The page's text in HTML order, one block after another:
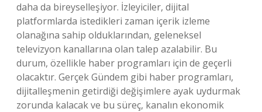
daha da bireyselleşiyor. İzleyiciler, dijital
platformlarda istedikleri zaman içerik izleme
olanağına sahip olduklarından, geleneksel
televizyon kanallarına olan talep azalabilir. Bu
durum, özellikle haber programları için de geçerli
olacaktır. Gerçek Gündem gibi haber programları,
dijitalleşmenin getirdiği değişimlere ayak uydurmak
zorunda kalacak ve bu süreç, kanalın ekonomik